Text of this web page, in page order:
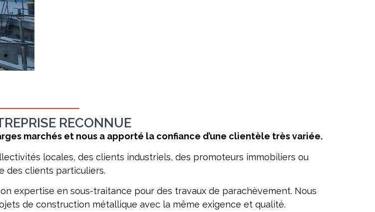
RECONNUE
marchés et nous a apporté la confiance d’une clientèle très variée.
locales, des clients industriels, des promoteurs immobiliers ou
des clients particuliers.
expertise en sous-traitance pour des travaux de parachèvement. Nous
de construction métallique avec la même exigence et qualité.